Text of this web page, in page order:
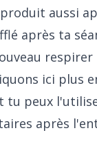
produit aussi
après ta
ici plus
tu peux
après